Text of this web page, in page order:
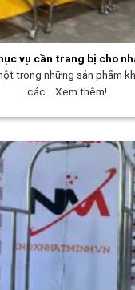
vụ cần trang bị cho
trong những sản phẩm
các... Xem thêm!